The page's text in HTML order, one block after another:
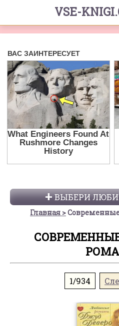
VSE-
ВЫБЕРИ
Главная
1/934